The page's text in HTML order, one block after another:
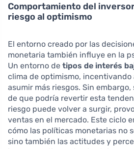
Comportamiento del
riesgo al optimismo
El entorno creado por las
monetaria también influye en la
Un entorno de tipos de interés
clima de optimismo, incentivando
asumir más riesgos. Sin embargo,
de que podría revertir esta
riesgo puede volver a surgir,
ventas en el mercado. Este ciclo
cómo las políticas monetarias no
sino también las actitudes y